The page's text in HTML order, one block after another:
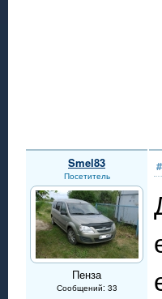
Smel83
Посетитель
Пенза
Сообщений: 33